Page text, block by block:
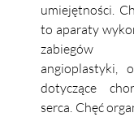
umiejętności.
to aparaty
zabiegów
angioplastyki,
dotyczące
serca. Chęć